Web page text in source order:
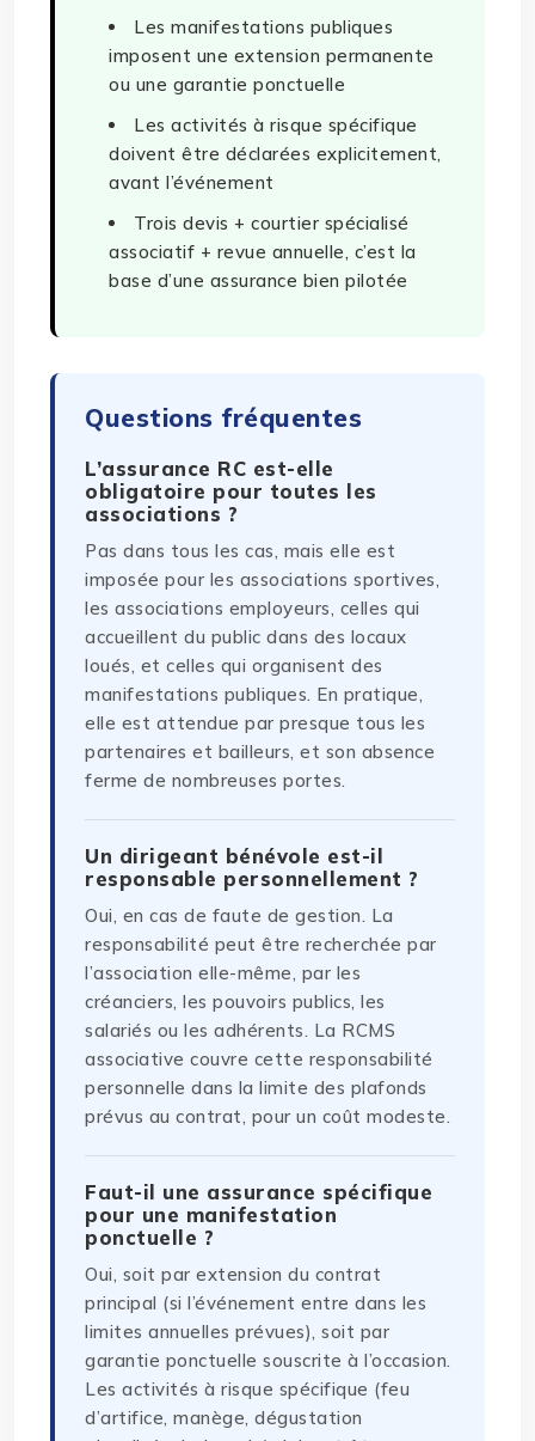
Les manifestations publiques
imposent une extension permanente
ou une garantie ponctuelle
Les activités à risque spécifique
doivent être déclarées explicitement,
avant l’événement
Trois devis + courtier spécialisé
associatif + revue annuelle, c’est la
base d’une assurance bien pilotée
Questions fréquentes
L’assurance RC est-elle
obligatoire pour toutes les
associations ?
Pas dans tous les cas, mais elle est
imposée pour les associations sportives,
les associations employeurs, celles qui
accueillent du public dans des locaux
loués, et celles qui organisent des
manifestations publiques. En pratique,
elle est attendue par presque tous les
partenaires et bailleurs, et son absence
ferme de nombreuses portes.
Un dirigeant bénévole est-il
responsable personnellement ?
Oui, en cas de faute de gestion. La
responsabilité peut être recherchée par
l’association elle-même, par les
créanciers, les pouvoirs publics, les
salariés ou les adhérents. La RCMS
associative couvre cette responsabilité
personnelle dans la limite des plafonds
prévus au contrat, pour un coût modeste.
Faut-il une assurance spécifique
pour une manifestation
ponctuelle ?
Oui, soit par extension du contrat
principal (si l’événement entre dans les
limites annuelles prévues), soit par
garantie ponctuelle souscrite à l’occasion.
Les activités à risque spécifique (feu
d’artifice, manège, dégustation